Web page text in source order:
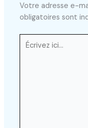
Votre adresse e-
obligatoires sont
Écrivez
ici…